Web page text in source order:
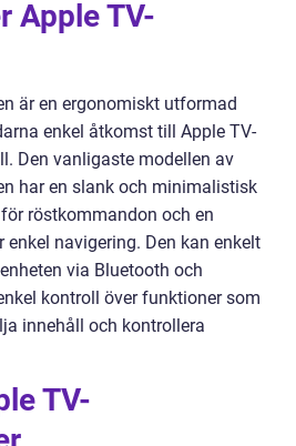
Apple TV-
är en ergonomiskt utformad
enkel åtkomst till Apple TV-
Den vanligaste modellen av
har en slank och minimalistisk
röstkommandon och en
navigering. Den kan enkelt
via Bluetooth och
kontroll över funktioner som
innehåll och kontrollera
TV-